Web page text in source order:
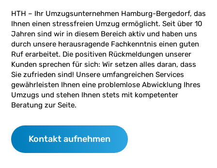
HTH – Ihr Umzugsunternehmen Hamburg-Bergedorf, das
Ihnen einen stressfreien Umzug ermöglicht. Seit über 10
Jahren sind wir in diesem Bereich aktiv und haben uns
durch unsere herausragende Fachkenntnis einen guten
Ruf erarbeitet. Die positiven Rückmeldungen unserer
Kunden sprechen für sich: Wir setzen alles daran, dass
Sie zufrieden sind! Unsere umfangreichen Services
gewährleisten Ihnen eine problemlose Abwicklung Ihres
Umzugs und stehen Ihnen stets mit kompetenter
Beratung zur Seite.
Kontakt aufnehmen